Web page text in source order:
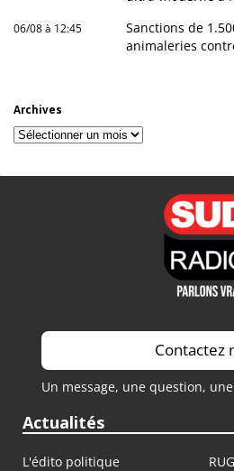
06/08 à 12:45
Sanctions de
animaleries
Archives
Archives
Contactez
Un message, une question,
Actualités
L'édito politique